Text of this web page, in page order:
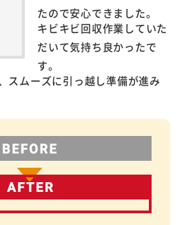
たので安心できました。
キビキビ回収作業していた
だいて気持ち良かったで
す。
スムーズに引っ越し準備が進み